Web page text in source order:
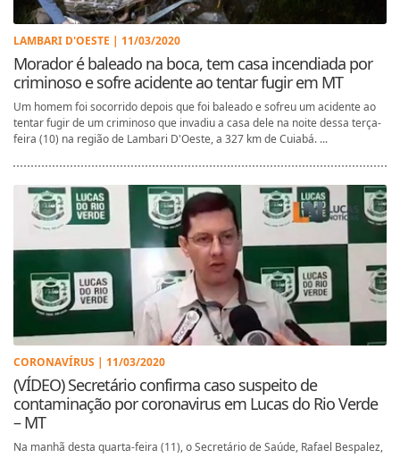
LAMBARI D'OESTE | 11/03/2020
Morador é baleado na boca, tem casa incendiada por
criminoso e sofre acidente ao tentar fugir em MT
Um homem foi socorrido depois que foi baleado e sofreu um acidente ao
tentar fugir de um criminoso que invadiu a casa dele na noite dessa terça-
feira (10) na região de Lambari D'Oeste, a 327 km de Cuiabá. ...
CORONAVÍRUS | 11/03/2020
(VÍDEO) Secretário confirma caso suspeito de
contaminação por coronavirus em Lucas do Rio Verde
– MT
Na manhã desta quarta-feira (11), o Secretário de Saúde, Rafael Bespalez,